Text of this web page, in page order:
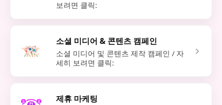
보려면 클릭:
소셜 미디어 & 콘텐츠 캠페인
소셜 미디어 및 콘텐츠 제작 캠페인 / 자
세히 보려면 클릭:
제휴 마케팅